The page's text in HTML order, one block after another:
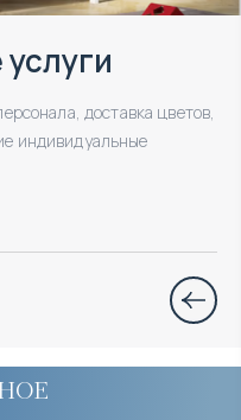
доставка цветов,
индивидуальные